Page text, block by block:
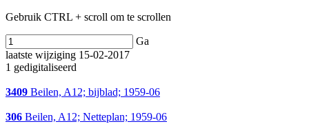
Gebruik CTRL + scroll om te scrollen
Ga
laatste wijziging 15-02-2017
1 gedigitaliseerd
3409 Beilen, A12; bijblad; 1959-06
306 Beilen, A12; Netteplan; 1959-06